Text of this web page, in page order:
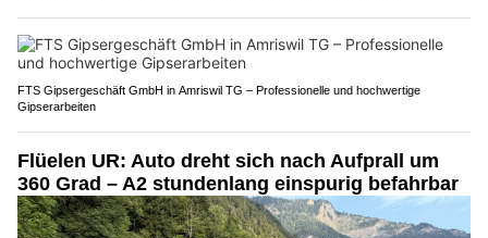
FTS Gipsergeschäft GmbH in Amriswil TG – Professionelle und hochwertige
Gipserarbeiten
Flüelen UR: Auto dreht sich nach Aufprall um
360 Grad – A2 stundenlang einspurig befahrbar